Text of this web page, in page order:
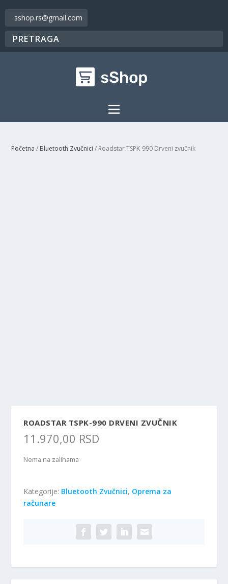
sshop.rs@gmail.com
Početna / Bluetooth Zvučnici / Roadstar TSPK-990 Drveni zvučnik
ROADSTAR TSPK-990 DRVENI ZVUČNIK
11.970,00 RSD
Nema na zalihama
Kategorije: Bluetooth Zvučnici, Oprema za
računare